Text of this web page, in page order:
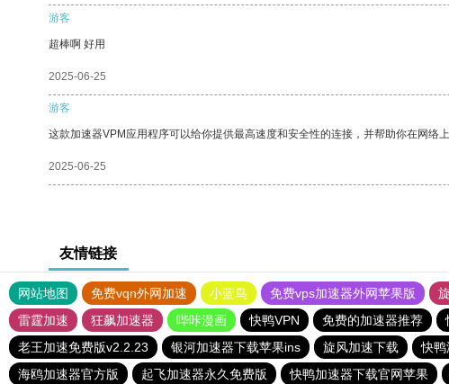
游客
超棒啊 好用
2025-06-25
游客
这款加速器VPM应用程序可以给你提供最高速度和安全性的连接，并帮助你在网络上
2025-06-25
友情链接
网站地图 免费vqn外网加速 小蓝鸟 免费vps加速器外网苹果版
雷霆加速
狂飙加速器 哔咔漫画 快鸭VPN 免费的加速器推荐
老王加速免费版v2.2.23
银河加速器下载苹果ins 旋风加速下载 快鸭
海鸥加速器官方版
起飞加速器永久免费版 快鸭加速器下载官网苹果